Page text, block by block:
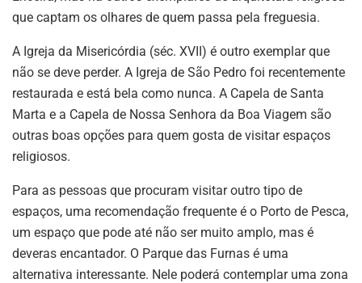
que captam os olhares de quem passa pela freguesia.
A Igreja da Misericórdia (séc. XVII) é outro exemplar que
não se deve perder. A Igreja de São Pedro foi recentemente
restaurada e está bela como nunca. A Capela de Santa
Marta e a Capela de Nossa Senhora da Boa Viagem são
outras boas opções para quem gosta de visitar espaços
religiosos.
Para as pessoas que procuram visitar outro tipo de
espaços, uma recomendação frequente é o Porto de Pesca,
um espaço que pode até não ser muito amplo, mas é
deveras encantador. O Parque das Furnas é uma
alternativa interessante. Nele poderá contemplar uma zona